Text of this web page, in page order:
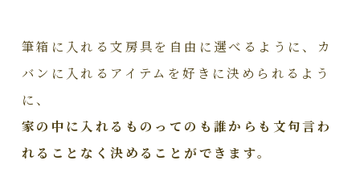
筆箱に入れる文房具を自由に選べるように、カ
バンに入れるアイテムを好きに決められるよう
に、
家の中に入れるものってのも誰からも文句言わ
れることなく決めることができます。